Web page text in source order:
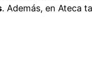
. Además, en Ateca